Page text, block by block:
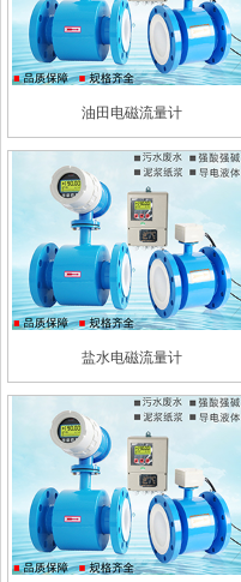
油田电磁流量计
盐水电磁流量计